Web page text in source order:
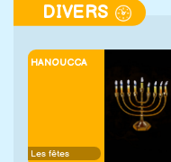
DIVERS
HANOUCCA
Les fêtes